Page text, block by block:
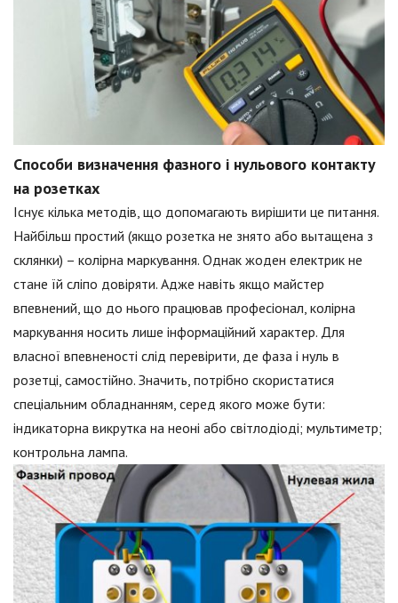
Способи визначення фазного і нульового контакту
на розетках
Існує кілька методів, що допомагають вирішити це питання.
Найбільш простий (якщо розетка не знято або вытащена з
склянки) – колірна маркування. Однак жоден електрик не
стане їй сліпо довіряти. Адже навіть якщо майстер
впевнений, що до нього працював професіонал, колірна
маркування носить лише інформаційний характер. Для
власної впевненості слід перевірити, де фаза і нуль в
розетці, самостійно. Значить, потрібно скористатися
спеціальним обладнанням, серед якого може бути:
індикаторна викрутка на неоні або світлодіоді; мультиметр;
контрольна лампа.